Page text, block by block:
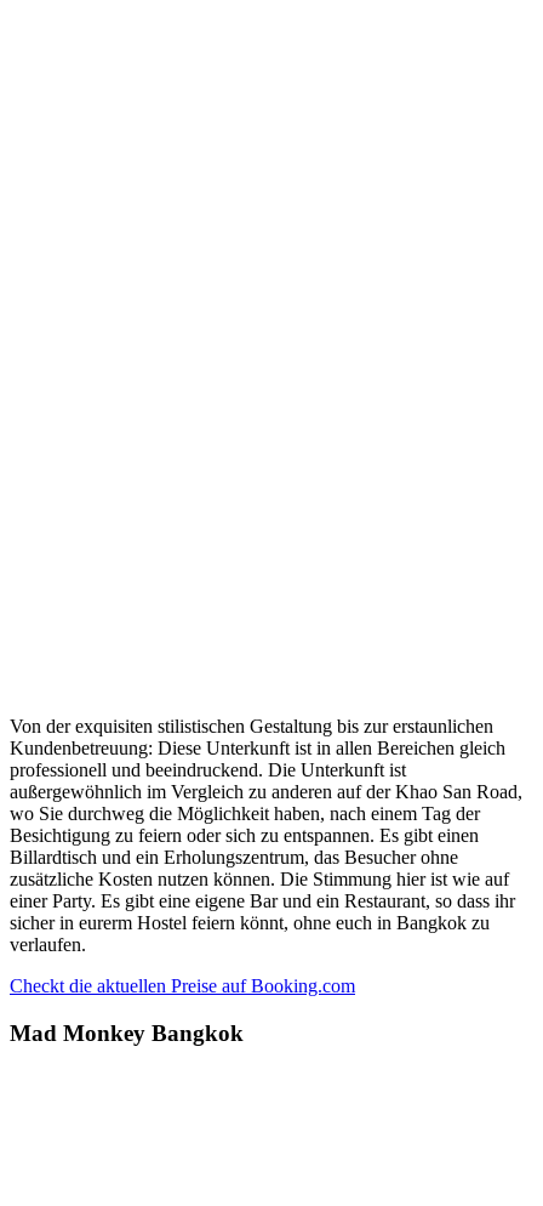
Von der exquisiten stilistischen Gestaltung bis zur erstaunlichen
Kundenbetreuung: Diese Unterkunft ist in allen Bereichen gleich
professionell und beeindruckend. Die Unterkunft ist
außergewöhnlich im Vergleich zu anderen auf der Khao San Road,
wo Sie durchweg die Möglichkeit haben, nach einem Tag der
Besichtigung zu feiern oder sich zu entspannen. Es gibt einen
Billardtisch und ein Erholungszentrum, das Besucher ohne
zusätzliche Kosten nutzen können. Die Stimmung hier ist wie auf
einer Party. Es gibt eine eigene Bar und ein Restaurant, so dass ihr
sicher in eurerm Hostel feiern könnt, ohne euch in Bangkok zu
verlaufen.
Checkt die aktuellen Preise auf Booking.com
Mad Monkey Bangkok